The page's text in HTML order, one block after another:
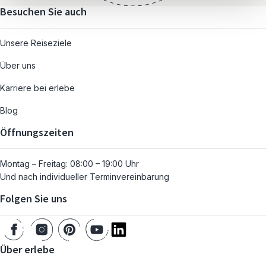
Besuchen Sie auch
Unsere Reiseziele
Über uns
Karriere bei erlebe
Blog
Öffnungszeiten
Montag – Freitag: 08:00 – 19:00 Uhr
Und nach individueller Terminvereinbarung
Folgen Sie uns
Über erlebe